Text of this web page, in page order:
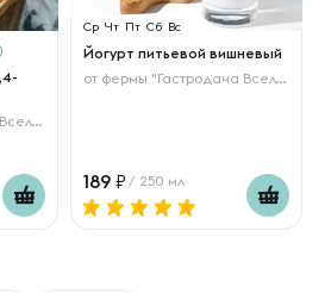
Ср Чт Пт Сб Вс
Йогурт питьевой вишневый
от фермы "Гастродача Вселуг"
189 / 250 мл